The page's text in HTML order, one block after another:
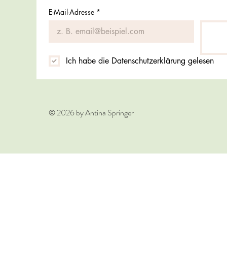
E-Mail-Adresse *
Ich habe die Datenschutzerklärung gelesen
© 2026 by Antina Springer